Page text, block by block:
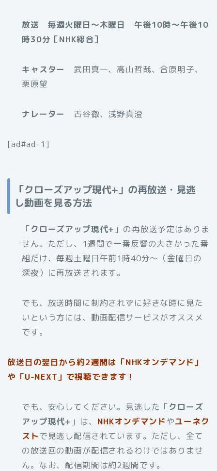
放送 毎週火曜日～木曜日 午後10時～午後10
時30分［NHK総合］
キャスター
武田真一、高山哲哉、合原明子、
栗原望
ナレーター 古谷徹、浅野真澄
[ad#ad-1]
「クローズアップ現代+」の再放送・見逃
し動画を見る方法
「クローズアップ現代+ 」の再放送予定はありま
せん。ただし、1週間で一番反響の大きかった番
組だけ、毎週土曜日午前1時40分～（金曜日の
深夜）に再放送されます。
でも、放送時間に制約されずに好きな時に見た
いという方には、動画配信サービスがオススメ
です。
放送日の翌日から約2週間は「NHKオンデマンド」
や「U-NEXT」で視聴できます！
でも、安心してください。見逃した「クローズ
アップ現代+ 」は、 NHKオンデマンドやユーネク
ストで見逃し配信されています。ただし、全て
の放送回の動画が配信されるわけではありませ
ん。なお、配信期間は約2週間です。